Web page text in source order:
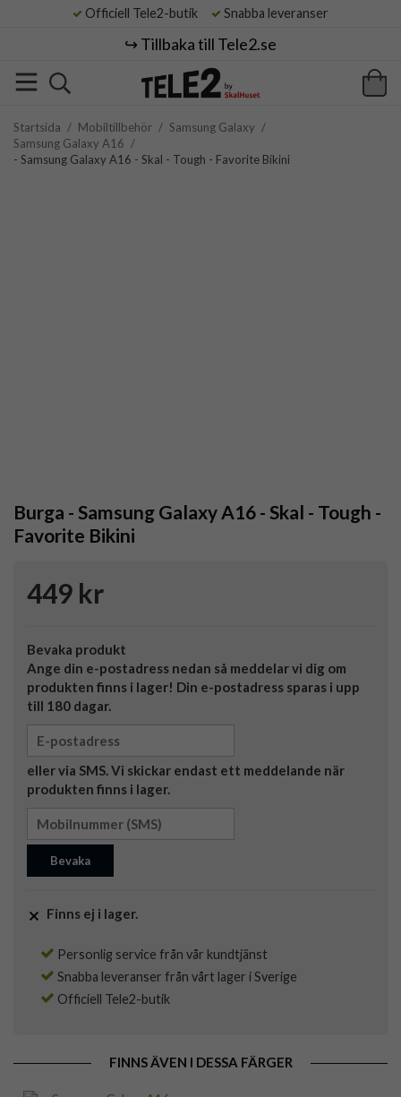
Officiell Tele2-butik Snabba leveranser
↪️ Tillbaka till Tele2.se
Startsida / Mobiltillbehör / Samsung Galaxy /
Samsung Galaxy A16 /
- Samsung Galaxy A16 - Skal - Tough - Favorite Bikini
Burga - Samsung Galaxy A16 - Skal - Tough -
Favorite Bikini
449 kr
Bevaka produkt
Ange din e-postadress nedan så meddelar vi dig om
produkten finns i lager! Din e-postadress sparas i upp
till 180 dagar.
eller via SMS. Vi skickar endast ett meddelande när
produkten finns i lager.
Bevaka
Finns ej i lager.
Personlig service från vår kundtjänst
Snabba leveranser från vårt lager i Sverige
Officiell Tele2-butik
FINNS ÄVEN I DESSA FÄRGER